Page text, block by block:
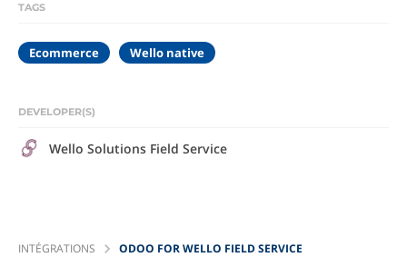
TAGS
Ecommerce Wello native
DEVELOPER(S)
Wello Solutions Field Service
INTÉGRATIONS ODOO FOR WELLO FIELD SERVICE